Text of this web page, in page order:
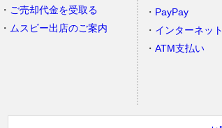
ご売却代金を受取る
ムスビー出店のご案内
PayPay
インターネッ
ATM支払い